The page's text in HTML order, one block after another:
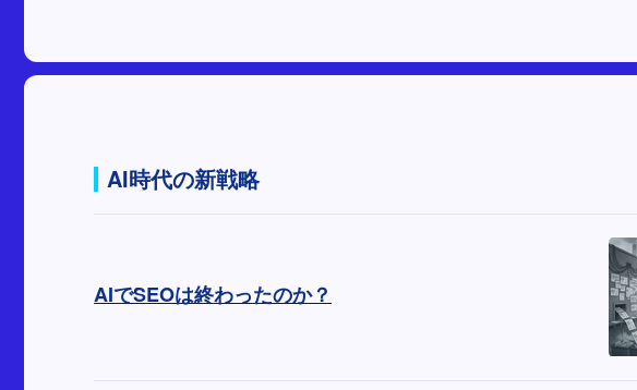
AI時代の新戦略
AIでSEOは終わったのか？